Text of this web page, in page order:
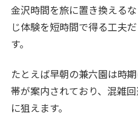
金沢時間を旅に置き換える
じ体験を短時間で得る工夫
す。
たとえば早朝の兼六園は時
帯が案内されており、混雑
に狙えます。